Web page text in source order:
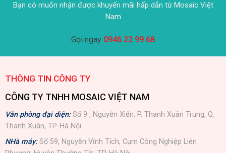
Bạn có muốn nhận được khuyến mãi hấp dẫn từ Mosaic Việt
Nam
Gọi ngay 0946 22 99 68
THÔNG TIN CÔNG TY
CÔNG TY TNHH MOSAIC VIỆT NAM
Văn phòng đại diện:Số 9 , Nguyễn Xiển, P. Thanh Xuân Trung, Q.
Thanh Xuân, TP. Hà Nội
NHà máy: Số 59, Nguyễn Vĩnh Tích, Cụm Công Nghiệp Liên